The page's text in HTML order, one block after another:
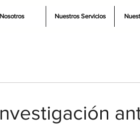
Nosotros Nuestros Servicios